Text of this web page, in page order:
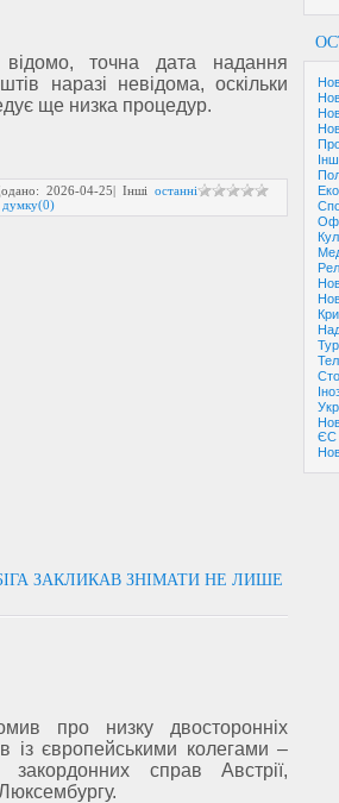
ЄС
точна дата надання
наразі невідома, оскільки
ще низка процедур.
2026-04-25| Іншіостанні
думку(0)
ЗАКЛИКАВ ЗНІМАТИ НЕ ЛИШЕ
про низку двосторонніх
із європейськими колегами –
закордонних справ Австрії,
Люксембургу.